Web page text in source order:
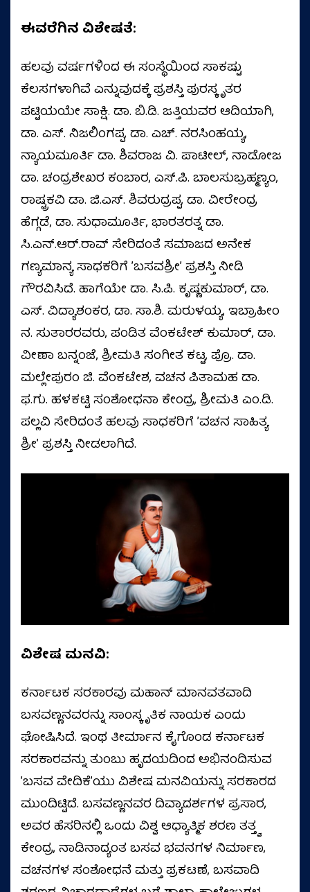
ಈವರೆಗಿನ ವಿಶೇಷತೆ:
ಹಲವು ವರ್ಷಗಳಿಂದ ಈ ಸಂಸ್ಥೆಯಿಂದ ಸಾಕಷ್ಟು
ಕೆಲಸಗಳಾಗಿವೆ ಎನ್ನುವುದಕ್ಕೆ ಪ್ರಶಸ್ತಿ ಪುರಸ್ಕೃತರ
ಪಟ್ಟಿಯಯೇ ಸಾಕ್ಷಿ. ಡಾ. ಬಿ.ಡಿ. ಜತ್ತಿಯವರ ಆದಿಯಾಗಿ,
ಡಾ. ಎಸ್. ನಿಜಲಿಂಗಪ್ಪ, ಡಾ. ಎಚ್. ನರಸಿಂಹಯ್ಯ,
ನ್ಯಾಯಮೂರ್ತಿ ಡಾ. ಶಿವರಾಜ ವಿ. ಪಾಟೀಲ್‌, ನಾಡೋಜ
ಡಾ. ಚಂದ್ರಶೇಖರ ಕಂಬಾರ, ಎಸ್.ಪಿ. ಬಾಲಸುಬ್ರಹ್ಮಣ್ಯಂ,
ರಾಷ್ಟ್ರಕವಿ ಡಾ. ಜಿ.ಎಸ್. ಶಿವರುದ್ರಪ್ಪ, ಡಾ. ವೀರೇಂದ್ರ
ಹೆಗ್ಗಡೆ, ಡಾ. ಸುಧಾಮೂರ್ತಿ, ಭಾರತರತ್ನ ಡಾ.
ಸಿ.ಎನ್.ಆರ್.ರಾವ್‌ ಸೇರಿದಂತೆ ಸಮಾಜದ ಅನೇಕ
ಗಣ್ಯಮಾನ್ಯ ಸಾಧಕರಿಗೆ ʼಬಸವಶ್ರೀʼ ಪ್ರಶಸ್ತಿ ನೀಡಿ
ಗೌರವಿಸಿದೆ. ಹಾಗೆಯೇ ಡಾ. ಸಿ.ಪಿ. ಕೃಷ್ಣಕುಮಾರ್‌, ಡಾ.
ಎಸ್. ವಿದ್ಯಾಶಂಕರ, ಡಾ. ಸಾ.ಶಿ. ಮರುಳಯ್ಯ, ಇಬ್ರಾಹೀಂ
ನ. ಸುತಾರರವರು, ಪಂಡಿತ ವೆಂಕಟೇಶ್ ಕುಮಾರ್‌, ಡಾ.
ವೀಣಾ ಬನ್ನಂಜೆ, ಶ್ರೀಮತಿ ಸಂಗೀತ ಕಟ್ಟ, ಪ್ರೊ. ಡಾ.
ಮಲ್ಲೇಪುರಂ ಜಿ. ವೆಂಕಟೇಶ, ವಚನ ಪಿತಾಮಹ ಡಾ.
ಫ.ಗು. ಹಳಕಟ್ಟಿ ಸಂಶೋಧನಾ ಕೇಂದ್ರ, ಶ್ರೀಮತಿ ಎಂ.ಡಿ.
ಪಲ್ಲವಿ ಸೇರಿದಂತೆ ಹಲವು ಸಾಧಕರಿಗೆ ʼವಚನ ಸಾಹಿತ್ಯ
ಶ್ರೀʼ ಪ್ರಶಸ್ತಿ ನೀಡಲಾಗಿದೆ.
ವಿಶೇಷ ಮನವಿ:
ಕರ್ನಾಟಕ ಸರಕಾರವು ಮಹಾನ್ ಮಾನವತವಾದಿ
ಬಸವಣ್ಣನವರನ್ನು ಸಾಂಸ್ಕೃತಿಕ ನಾಯಕ ಎಂದು
ಘೋಷಿಸಿದೆ. ಇಂಥ ತೀರ್ಮಾನ ಕೈಗೊಂಡ ಕರ್ನಾಟಕ
ಸರಕಾರವನ್ನು ತುಂಬು ಹೃದಯದಿಂದ ಅಭಿನಂದಿಸುವ
ʼಬಸವ ವೇದಿಕೆʼಯು ವಿಶೇಷ ಮನವಿಯನ್ನು ಸರಕಾರದ
ಮುಂದಿಟ್ಟಿದೆ. ಬಸವಣ್ಣನವರ ದಿವ್ಯಾದರ್ಶಗಳ ಪ್ರಸಾರ,
ಅವರ ಹೆಸರಿನಲ್ಲಿ ಒಂದು ವಿಶ್ವ ಆಧ್ಯಾತ್ಮಿಕ ಶರಣ ತತ್ತ್ವ
ಕೇಂದ್ರ, ನಾಡಿನಾದ್ಯಂತ ಬಸವ ಭವನಗಳ ನಿರ್ಮಾಣ,
ವಚನಗಳ ಸಂಶೋಧನೆ ಮತ್ತು ಪ್ರಕಟಣೆ, ಬಸವಾದಿ